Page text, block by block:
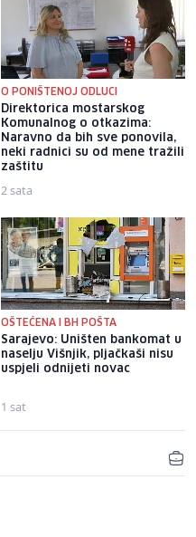
O PONIŠTENOJ ODLUCI
Direktorica mostarskog
Komunalnog o otkazima:
Naravno da bih sve ponovila,
neki radnici su od mene tražili
zaštitu
2 sata
OŠTEĆENA I BH POŠTA
Sarajevo: Uništen bankomat u
naselju Višnjik, pljačkaši nisu
uspjeli odnijeti novac
1 sat